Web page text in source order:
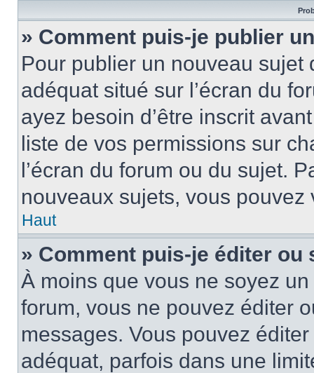
» Comment puis-je publier
Pour publier un nouveau
adéquat situé sur l’écran du
ayez besoin d’être inscrit
liste de vos permissions sur
l’écran du forum ou du sujet.
nouveaux sujets, vous
Haut
» Comment puis-je éditer
À moins que vous ne soyez
forum, vous ne pouvez éditer
messages. Vous pouvez
adéquat, parfois dans une